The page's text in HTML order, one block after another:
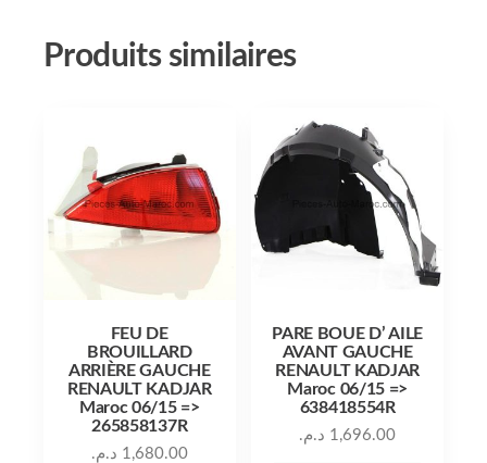
Produits similaires
FEU DE
BROUILLARD
ARRIÈRE GAUCHE
RENAULT KADJAR
Maroc 06/15 =>
265858137R
1,680.00 د.م.
PARE BOUE D’ AILE
AVANT GAUCHE
RENAULT KADJAR
Maroc 06/15 =>
638418554R
1,696.00 د.م.